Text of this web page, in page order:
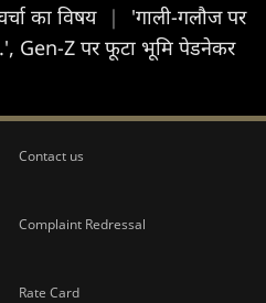
का विषय |
'गाली-गलौज पर
Gen-Z पर फूटा भूमि पेडनेकर
Contact us
Complaint Redressal
Rate Card